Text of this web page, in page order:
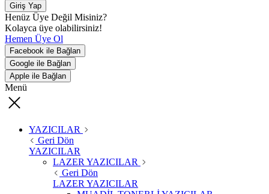
Giriş Yap
Henüz Üye Değil Misiniz?
Kolayca üye olabilirsiniz!
Hemen Üye Ol
Facebook ile Bağlan
Google ile Bağlan
Apple ile Bağlan
Menü
YAZICILAR
Geri Dön
YAZICILAR
LAZER YAZICILAR
Geri Dön
LAZER YAZICILAR